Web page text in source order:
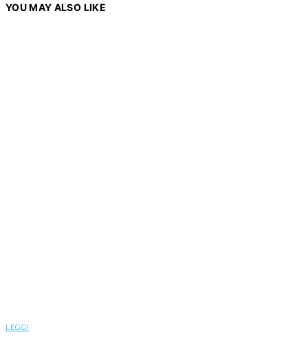
YOU MAY ALSO LIKE
LEGGI